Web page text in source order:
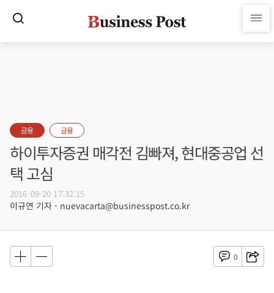
금융 금융
하이투자증권 매각전 김빠져, 현대중공업 선
택 고심
2016-09-20 17:32:15
이규연 기자 - nuevacarta@businesspost.co.kr
0